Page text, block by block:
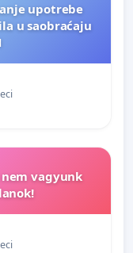
upotrebe
u saobraćaju
vagyunk